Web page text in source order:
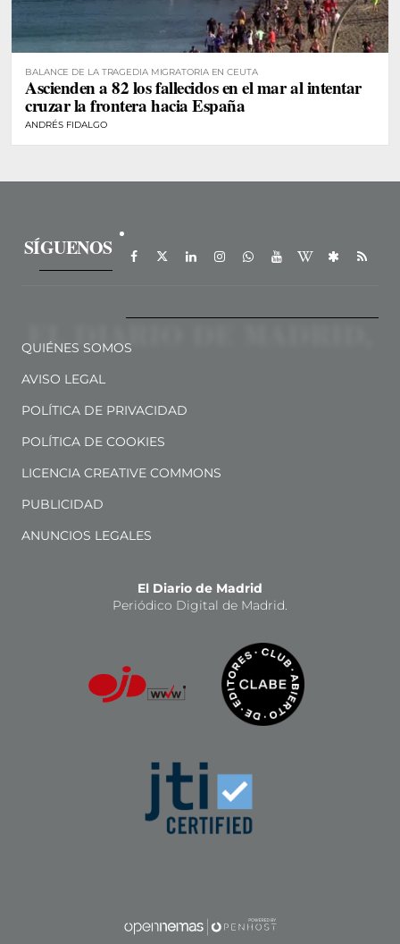
BALANCE DE LA TRAGEDIA MIGRATORIA EN CEUTA
Ascienden a 82 los fallecidos en el mar al intentar
cruzar la frontera hacia España
ANDRÉS FIDALGO
SÍGUENOS
QUIÉNES SOMOS
AVISO LEGAL
POLÍTICA DE PRIVACIDAD
POLÍTICA DE COOKIES
LICENCIA CREATIVE COMMONS
PUBLICIDAD
ANUNCIOS LEGALES
El Diario de Madrid
Periódico Digital de Madrid.